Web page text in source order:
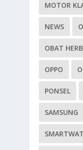
MOTOR
NEWS
OBAT
OPPO
PONSEL
SAMSUNG